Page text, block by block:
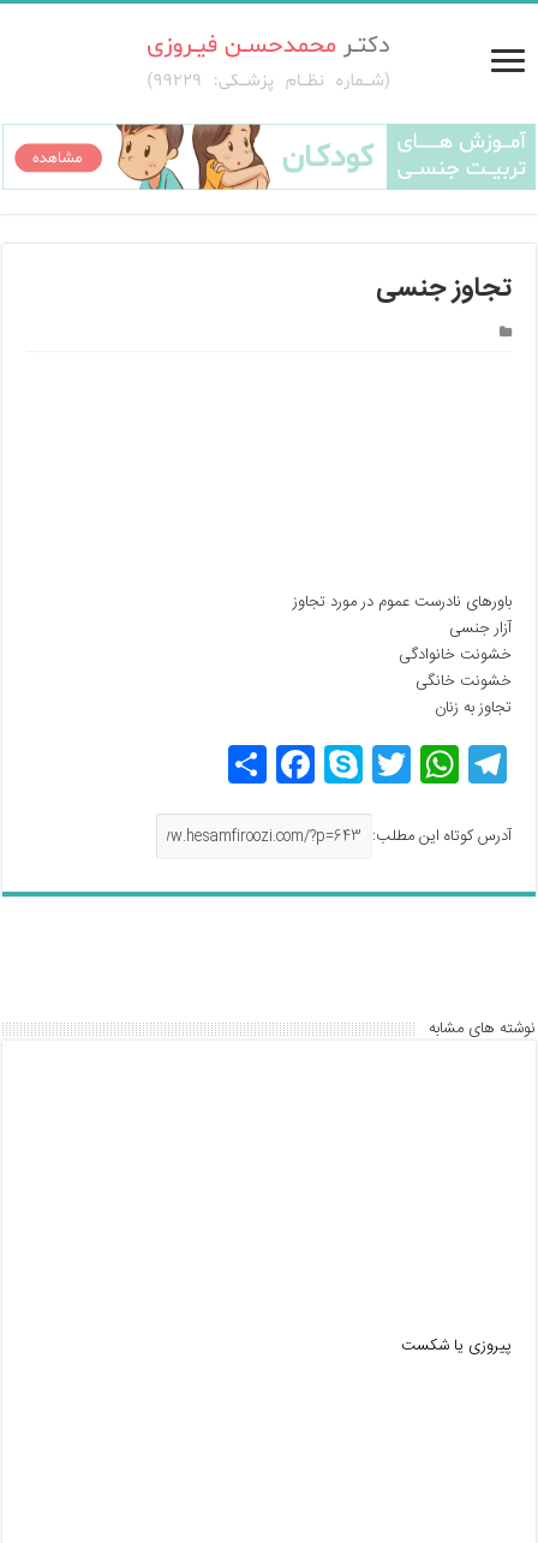
تجاوز جنسی
باورهای نادرست عموم در مورد تجاوز
آزار جنسی
خشونت خانوادگی
خشونت خانگی
تجاوز به زنان
T
el
e
gr
a
W
h
at
s
A
T
w
itt
er
S
ky
p
e
F
a
c
e
b
k
ترا
ک
گذ
ار
آدرس کوتاه این مطلب:
نوشته های مشابه
پیروزی یا شکست